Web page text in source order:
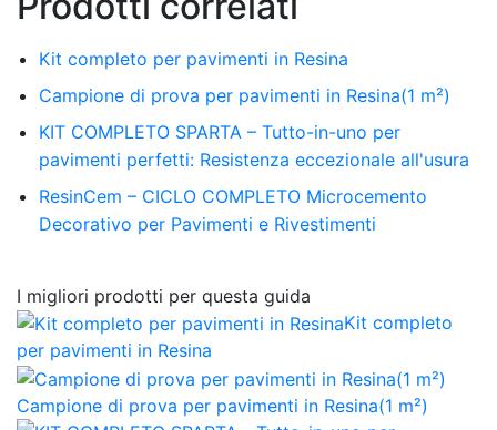
Kit completo per pavimenti in Resina
Campione di prova per pavimenti in Resina(1 m²)
KIT COMPLETO SPARTA – Tutto-in-uno per
pavimenti perfetti: Resistenza eccezionale all'usura
ResinCem – CICLO COMPLETO Microcemento
Decorativo per Pavimenti e Rivestimenti
I migliori prodotti per questa guida
Kit completo
per pavimenti in Resina
Campione di prova per pavimenti in Resina(1 m²)